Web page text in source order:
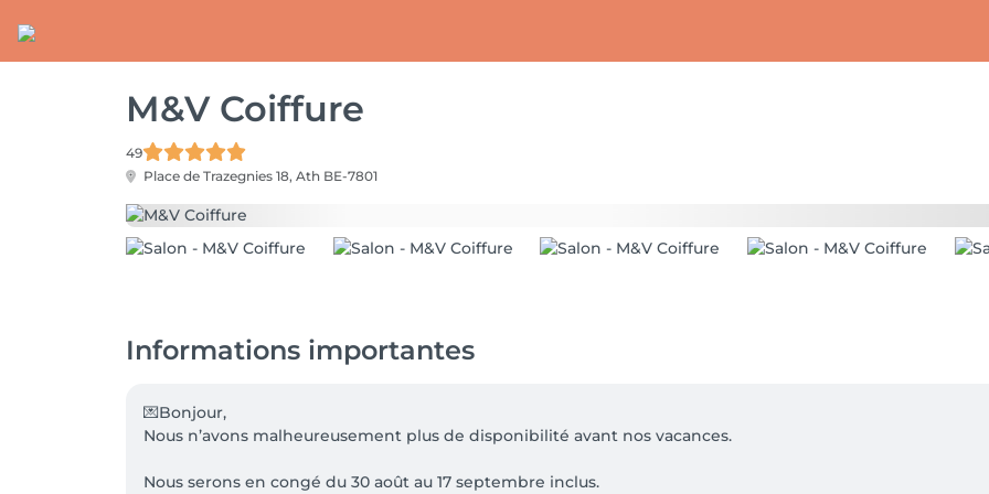
M&V Coiffure
49
Place de Trazegnies 18, Ath BE-7801
Informations importantes
💌Bonjour,
Nous n’avons malheureusement plus de disponibilité avant nos vacances.
Nous serons en congé du 30 août au 17 septembre inclus.